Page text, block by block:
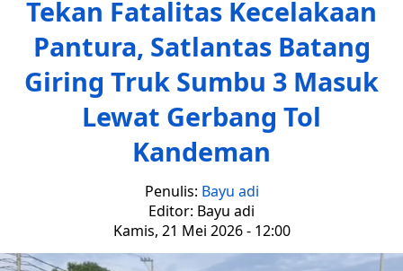
Tekan Fatalitas Kecelakaan
Pantura, Satlantas Batang
Giring Truk Sumbu 3 Masuk
Lewat Gerbang Tol
Kandeman
Penulis: Bayu adi
Editor: Bayu adi
Kamis, 21 Mei 2026 - 12:00